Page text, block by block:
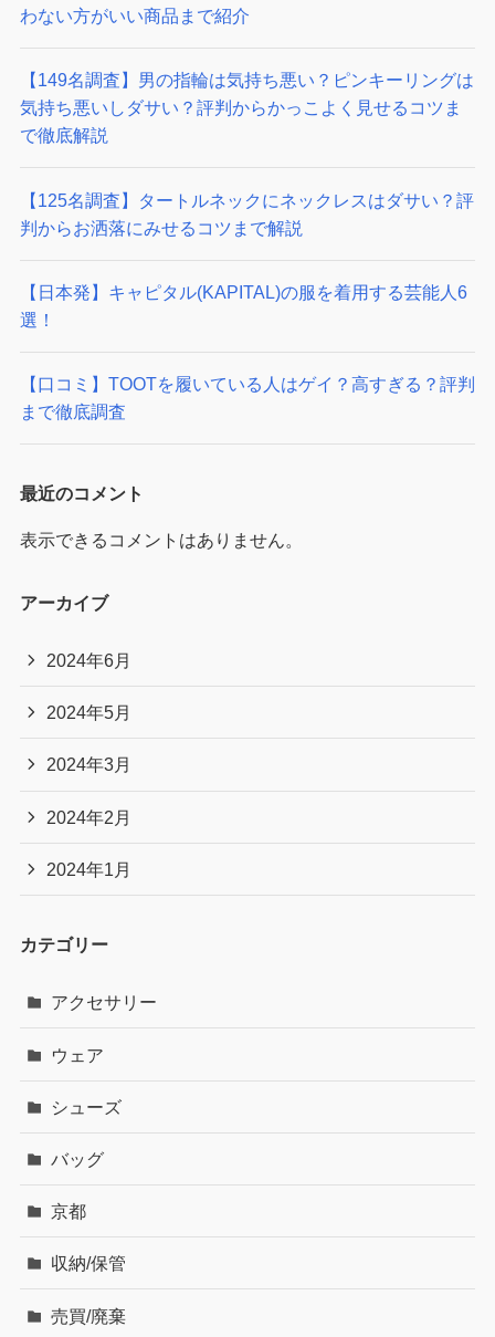
わない方がいい商品まで紹介
【149名調査】男の指輪は気持ち悪い？ピンキーリングは
気持ち悪いしダサい？評判からかっこよく見せるコツま
で徹底解説
【125名調査】タートルネックにネックレスはダサい？評
判からお洒落にみせるコツまで解説
【日本発】キャピタル(KAPITAL)の服を着用する芸能人6
選！
【口コミ】TOOTを履いている人はゲイ？高すぎる？評判
まで徹底調査
最近のコメント
表示できるコメントはありません。
アーカイブ
2024年6月
2024年5月
2024年3月
2024年2月
2024年1月
カテゴリー
アクセサリー
ウェア
シューズ
バッグ
京都
収納/保管
売買/廃棄